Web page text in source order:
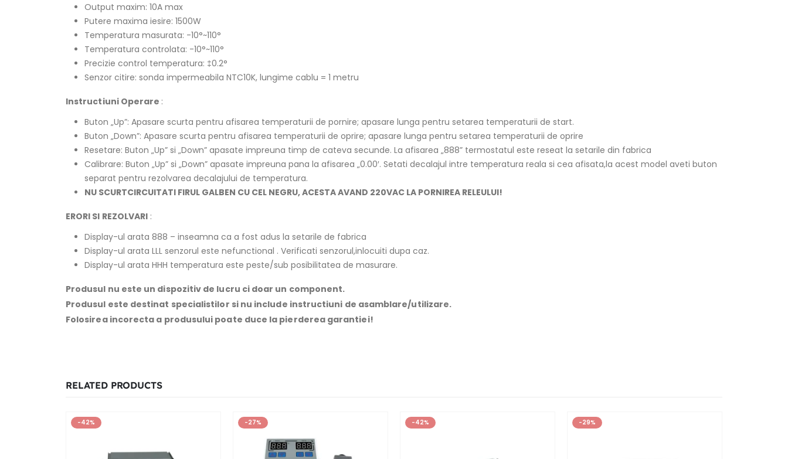
Output maxim: 10A max
Putere maxima iesire: 1500W
Temperatura masurata: -10°~110°
Temperatura controlata: -10°~110°
Precizie control temperatura: ‡0.2°
Senzor citire: sonda impermeabila NTC10K, lungime cablu = 1 metru
Instructiuni Operare :
Buton „Up”: Apasare scurta pentru afisarea temperaturii de pornire; apasare lunga pentru setarea temperaturii de start.
Buton „Down”: Apasare scurta pentru afisarea temperaturii de oprire; apasare lunga pentru setarea temperaturii de oprire
Resetare: Buton „Up” si „Down” apasate impreuna timp de cateva secunde. La afisarea „888” termostatul este reseat la setarile din fabrica
Calibrare: Buton „Up” si „Down” apasate impreuna pana la afisarea „0.00′. Setati decalajul intre temperatura reala si cea afisata,la acest model aveti buton
separat pentru rezolvarea decalajului de temperatura.
NU SCURTCIRCUITATI FIRUL GALBEN CU CEL NEGRU, ACESTA AVAND 220VAC LA PORNIREA RELEULUI!
ERORI SI REZOLVARI :
Display-ul arata 888 – inseamna ca a fost adus la setarile de fabrica
Display-ul arata LLL senzorul este nefunctional . Verificati senzorul,inlocuiti dupa caz.
Display-ul arata HHH temperatura este peste/sub posibilitatea de masurare.
Produsul nu este un dispozitiv de lucru ci doar un component.
Produsul este destinat specialistilor si nu include instructiuni de asamblare/utilizare.
Folosirea incorecta a produsului poate duce la pierderea garantiei!
RELATED PRODUCTS
-42% -27% -42% -29%